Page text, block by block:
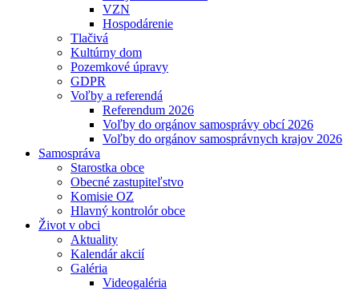
VZN
Hospodárenie
Tlačivá
Kultúrny dom
Pozemkové úpravy
GDPR
Voľby a referendá
Referendum 2026
Voľby do orgánov samosprávy obcí 2026
Voľby do orgánov samosprávnych krajov 2026
Samospráva
Starostka obce
Obecné zastupiteľstvo
Komisie OZ
Hlavný kontrolór obce
Život v obci
Aktuality
Kalendár akcií
Galéria
Videogaléria